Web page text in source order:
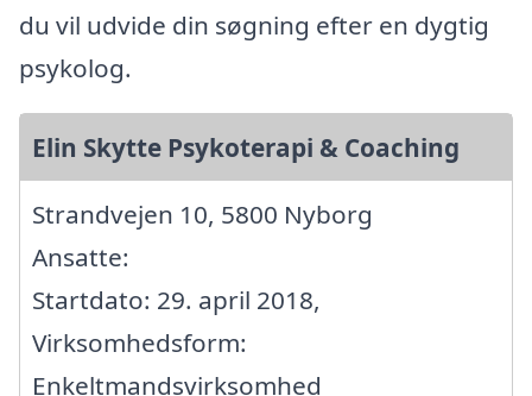
du vil udvide din søgning efter en dygtig
psykolog.
Elin Skytte Psykoterapi & Coaching
Strandvejen 10, 5800 Nyborg
Ansatte:
Startdato: 29. april 2018,
Virksomhedsform:
Enkeltmandsvirksomhed